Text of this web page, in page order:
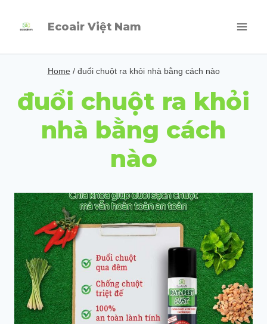
Ecoair Việt Nam
Home / đuổi chuột ra khỏi nhà bằng cách nào
đuổi chuột ra khỏi
nhà bằng cách
nào